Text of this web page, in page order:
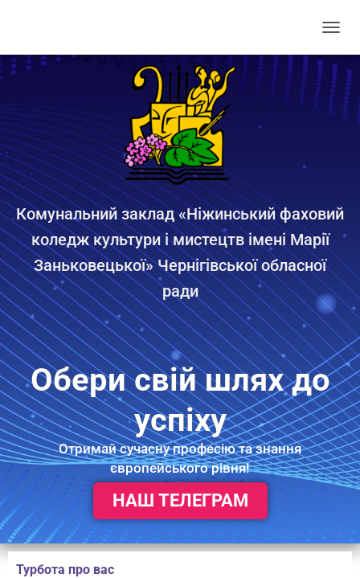
Е
Е
К
В
Г
А
І
Ю
Комунальний заклад «Ніжинський фаховий
коледж культури і мистецтв імені Марії
Заньковецької» Чернігівської обласної
ради
Обери свій шлях до
успіху
Отримай сучасну професію та знання
європейського рівня!
НАШ ТЕЛЕГРАМ
Турбота про вас